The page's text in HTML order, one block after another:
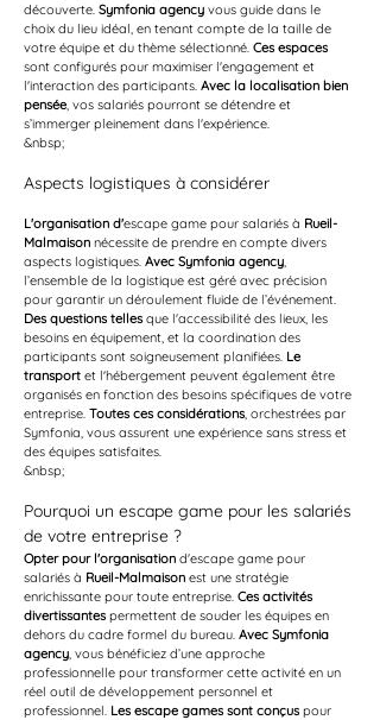
découverte. Symfonia agency vous guide dans le
choix du lieu idéal, en tenant compte de la taille de
votre équipe et du thème sélectionné. Ces espaces
sont configurés pour maximiser l'engagement et
l'interaction des participants. Avec la localisation bien
pensée, vos salariés pourront se détendre et
s’immerger pleinement dans l'expérience.
&nbsp;
Aspects logistiques à considérer
L'organisation d'escape game pour salariés à Rueil-
Malmaison nécessite de prendre en compte divers
aspects logistiques. Avec Symfonia agency,
l’ensemble de la logistique est géré avec précision
pour garantir un déroulement fluide de l’événement.
Des questions telles que l'accessibilité des lieux, les
besoins en équipement, et la coordination des
participants sont soigneusement planifiées. Le
transport et l'hébergement peuvent également être
organisés en fonction des besoins spécifiques de votre
entreprise. Toutes ces considérations, orchestrées par
Symfonia, vous assurent une expérience sans stress et
des équipes satisfaites.
&nbsp;
Pourquoi un escape game pour les salariés
de votre entreprise ?
Opter pour l'organisation d'escape game pour
salariés à Rueil-Malmaison est une stratégie
enrichissante pour toute entreprise. Ces activités
divertissantes permettent de souder les équipes en
dehors du cadre formel du bureau. Avec Symfonia
agency, vous bénéficiez d’une approche
professionnelle pour transformer cette activité en un
réel outil de développement personnel et
professionnel. Les escape games sont conçus pour